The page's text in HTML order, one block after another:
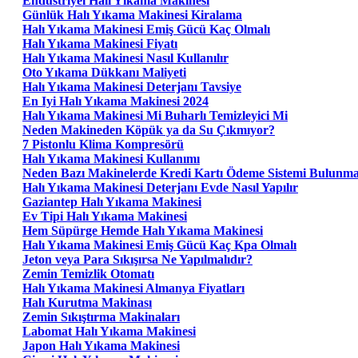
Günlük Halı Yıkama Makinesi Kiralama
Halı Yıkama Makinesi Emiş Gücü Kaç Olmalı
Halı Yıkama Makinesi Fiyatı
Halı Yıkama Makinesi Nasıl Kullanılır
Oto Yıkama Dükkanı Maliyeti
Halı Yıkama Makinesi Deterjanı Tavsiye
En Iyi Halı Yıkama Makinesi 2024
Halı Yıkama Makinesi Mi Buharlı Temizleyici Mi
Neden Makineden Köpük ya da Su Çıkmıyor?
7 Pistonlu Klima Kompresörü
Halı Yıkama Makinesi Kullanımı
Neden Bazı Makinelerde Kredi Kartı Ödeme Sistemi
Halı Yıkama Makinesi Deterjanı Evde Nasıl Yapılır
Gaziantep Halı Yıkama Makinesi
Ev Tipi Halı Yıkama Makinesi
Hem Süpürge Hemde Halı Yıkama Makinesi
Halı Yıkama Makinesi Emiş Gücü Kaç Kpa Olmalı
Jeton veya Para Sıkışırsa Ne Yapılmalıdır?
Zemin Temizlik Otomatı
Halı Yıkama Makinesi Almanya Fiyatları
Halı Kurutma Makinası
Zemin Sıkıştırma Makinaları
Labomat Halı Yıkama Makinesi
Japon Halı Yıkama Makinesi